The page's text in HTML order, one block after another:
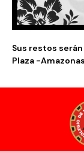
Sus restos serán
Plaza -